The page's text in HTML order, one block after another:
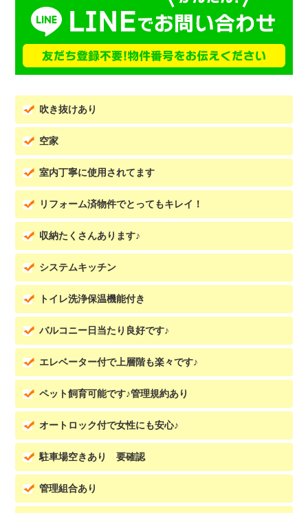
吹き抜けあり
空家
室内丁寧に使用されてます
リフォーム済物件でとってもキレイ！
収納たくさんあります♪
システムキッチン
トイレ洗浄保温機能付き
バルコニー日当たり良好です♪
エレベーター付で上層階も楽々です♪
ペット飼育可能です♪管理規約あり
オートロック付で女性にも安心♪
駐車場空きあり 要確認
管理組合あり